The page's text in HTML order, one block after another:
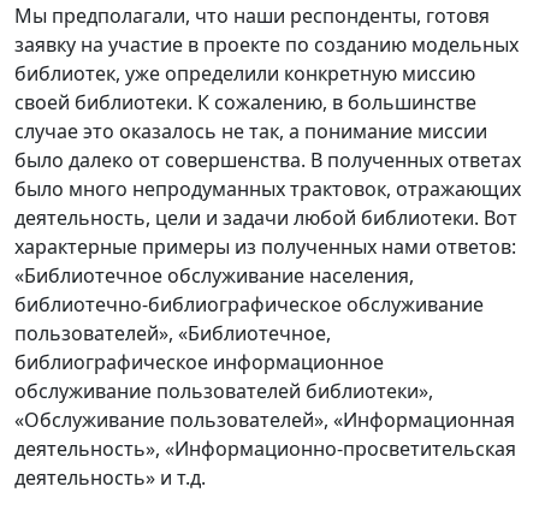
Мы предполагали, что наши респонденты, готовя
заявку на участие в проекте по созданию модельных
библиотек, уже определили конкретную миссию
своей библиотеки. К сожалению, в большинстве
случае это оказалось не так, а понимание миссии
было далеко от совершенства. В полученных ответах
было много непродуманных трактовок, отражающих
деятельность, цели и задачи любой библиотеки. Вот
характерные примеры из полученных нами ответов:
«Библиотечное обслуживание населения,
библиотечно-библиографическое обслуживание
пользователей», «Библиотечное,
библиографическое информационное
обслуживание пользователей библиотеки»,
«Обслуживание пользователей», «Информационная
деятельность», «Информационно-просветительская
деятельность» и т.д.